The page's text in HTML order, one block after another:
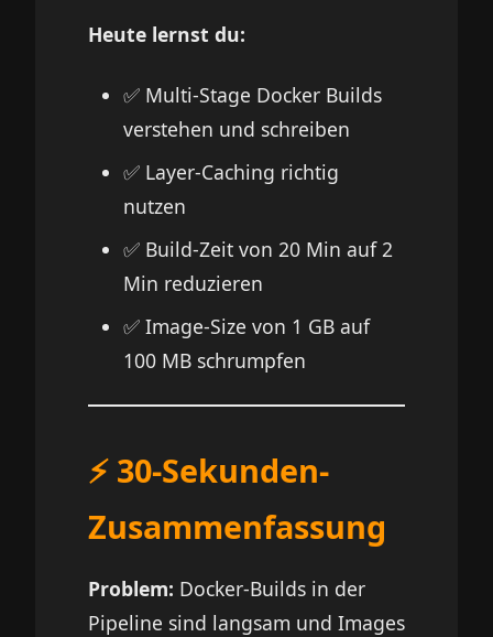
Heute lernst du:
✅ Multi-Stage Docker Builds
verstehen und schreiben
✅ Layer-Caching richtig
nutzen
✅ Build-Zeit von 20 Min auf 2
Min reduzieren
✅ Image-Size von 1 GB auf
100 MB schrumpfen
⚡ 30-Sekunden-
Zusammenfassung
Problem: Docker-Builds in der
Pipeline sind langsam und Images